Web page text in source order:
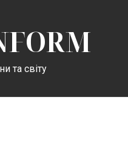
та світу